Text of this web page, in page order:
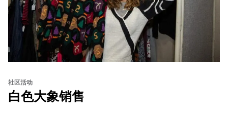
社区活动
白色大象销售